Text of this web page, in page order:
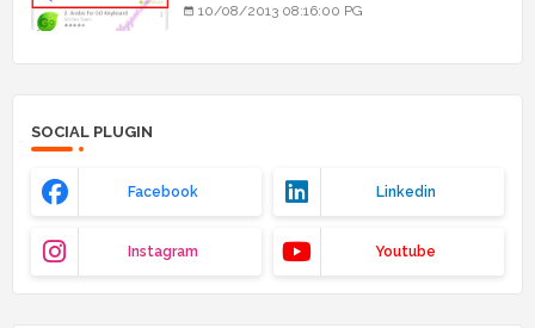
10/08/2013 08:16:00 PG
SOCIAL PLUGIN
Facebook Linkedin
Instagram Youtube